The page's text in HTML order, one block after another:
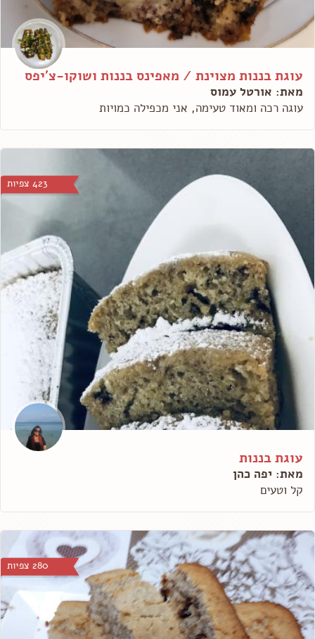
עוגת בננות מצוינת / מאפינס בננות ושוקו-צ'יפס
מאת: אורטל עמוס
עוגה רכה ומאוד טעימה, אני מכפילה כמויות
423 צפיות
עוגת בננות
מאת: יפה כהן
קל וטעים
280 צפיות